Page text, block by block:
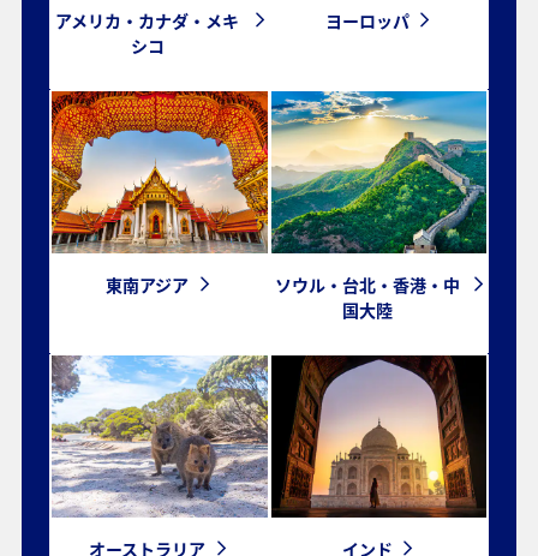
アメリカ・カナダ・メキ
シコ
ヨーロッパ
東南アジア
ソウル・台北・香港・中
国大陸
オーストラリア インド